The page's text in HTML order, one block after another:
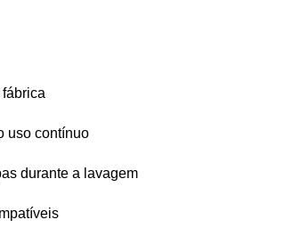
uso contínuo
durante a lavagem